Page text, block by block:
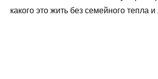
какого это жить без семейного тепла